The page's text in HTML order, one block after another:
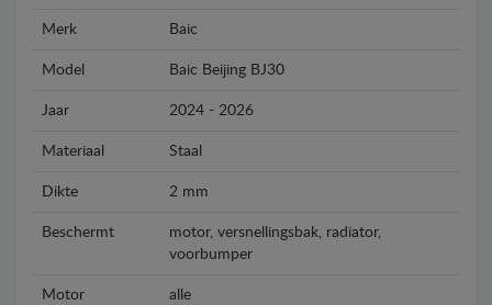
Merk Baic
Model Baic Beijing BJ30
Jaar 2024 - 2026
Materiaal Staal
Dikte 2 mm
Beschermt
motor, versnellingsbak, radiator,
voorbumper
Motor alle